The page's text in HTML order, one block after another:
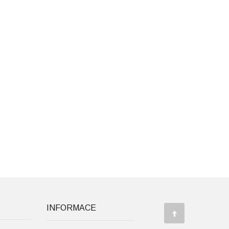
INFORMACE